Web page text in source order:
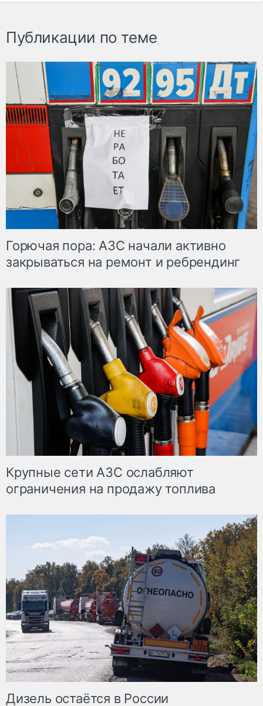
Публикации по теме
Горючая пора: АЗС начали активно
закрываться на ремонт и ребрендинг
Крупные сети АЗС ослабляют
ограничения на продажу топлива
Дизель остаётся в России